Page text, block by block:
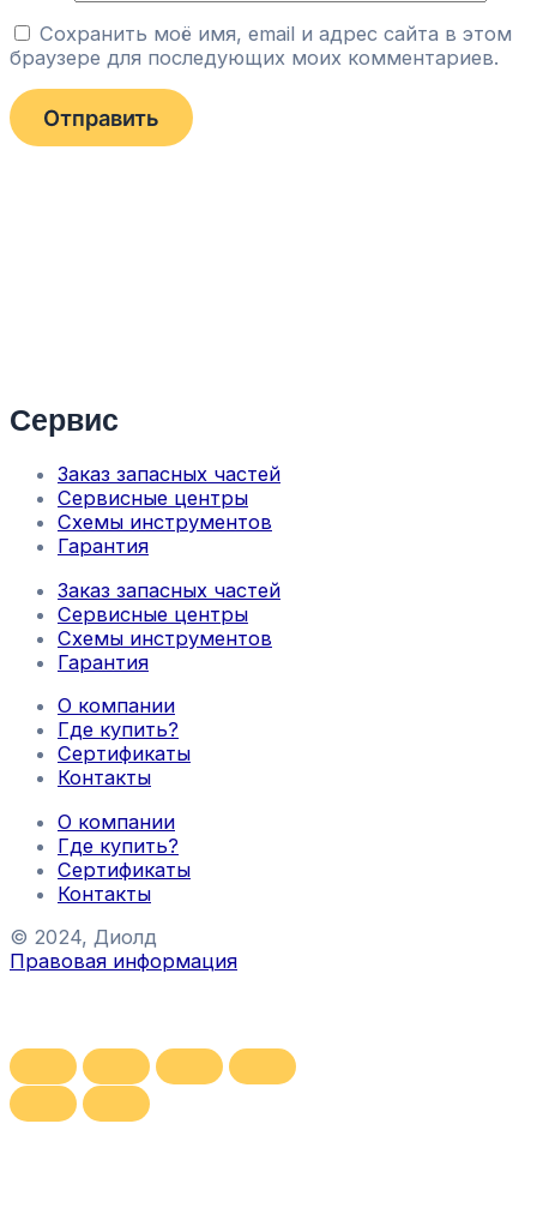
Сохранить моё имя, email и адрес сайта в этом
браузере для последующих моих комментариев.
Сервис
Заказ запасных частей
Сервисные центры
Схемы инструментов
Гарантия
Заказ запасных частей
Сервисные центры
Схемы инструментов
Гарантия
О компании
Где купить?
Сертификаты
Контакты
О компании
Где купить?
Сертификаты
Контакты
© 2024, Диолд
Правовая информация